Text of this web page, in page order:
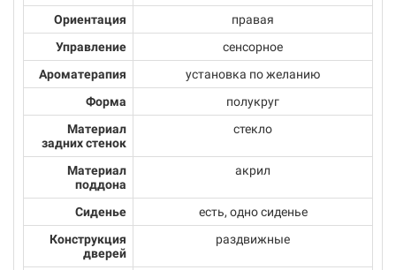
Ориентация
правая
Управление
сенсорное
Ароматерапия
установка по желанию
Форма
полукруг
Материал
задних стенок
стекло
Материал
поддона
акрил
Сиденье
есть, одно сиденье
Конструкция
дверей
раздвижные